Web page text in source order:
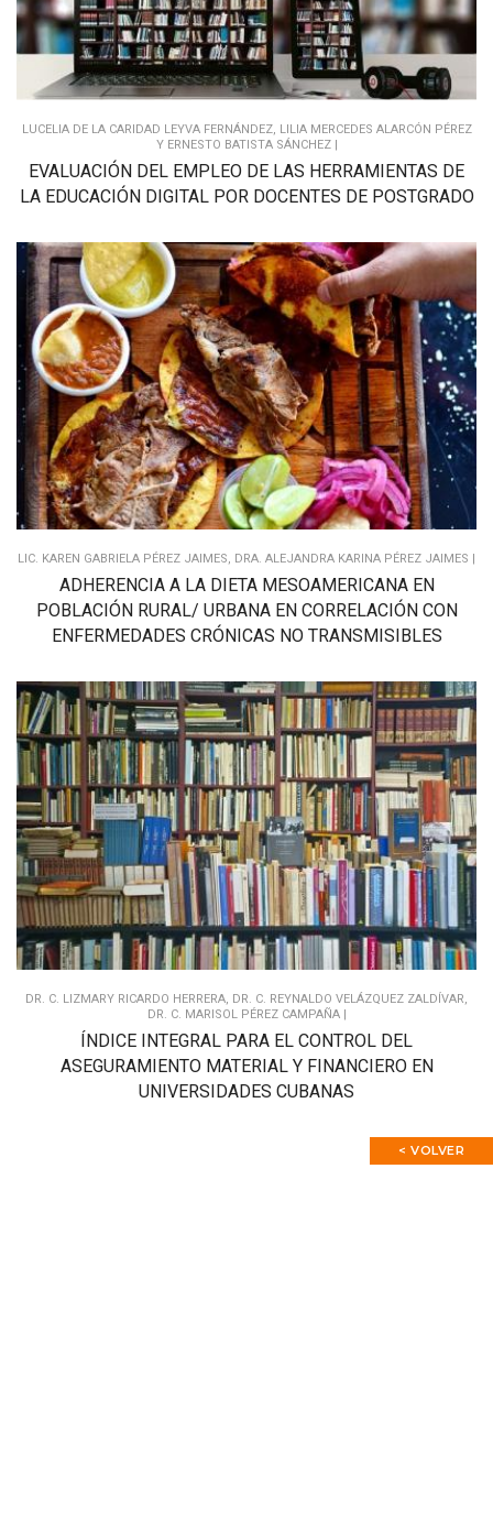
LUCELIA DE LA CARIDAD LEYVA FERNÁNDEZ, LILIA MERCEDES ALARCÓN PÉREZ
Y ERNESTO BATISTA SÁNCHEZ |
EVALUACIÓN DEL EMPLEO DE LAS HERRAMIENTAS DE
LA EDUCACIÓN DIGITAL POR DOCENTES DE POSTGRADO
LIC. KAREN GABRIELA PÉREZ JAIMES, DRA. ALEJANDRA KARINA PÉREZ JAIMES |
ADHERENCIA A LA DIETA MESOAMERICANA EN
POBLACIÓN RURAL/ URBANA EN CORRELACIÓN CON
ENFERMEDADES CRÓNICAS NO TRANSMISIBLES
DR. C. LIZMARY RICARDO HERRERA, DR. C. REYNALDO VELÁZQUEZ ZALDÍVAR,
DR. C. MARISOL PÉREZ CAMPAÑA |
ÍNDICE INTEGRAL PARA EL CONTROL DEL
ASEGURAMIENTO MATERIAL Y FINANCIERO EN
UNIVERSIDADES CUBANAS
< VOLVER